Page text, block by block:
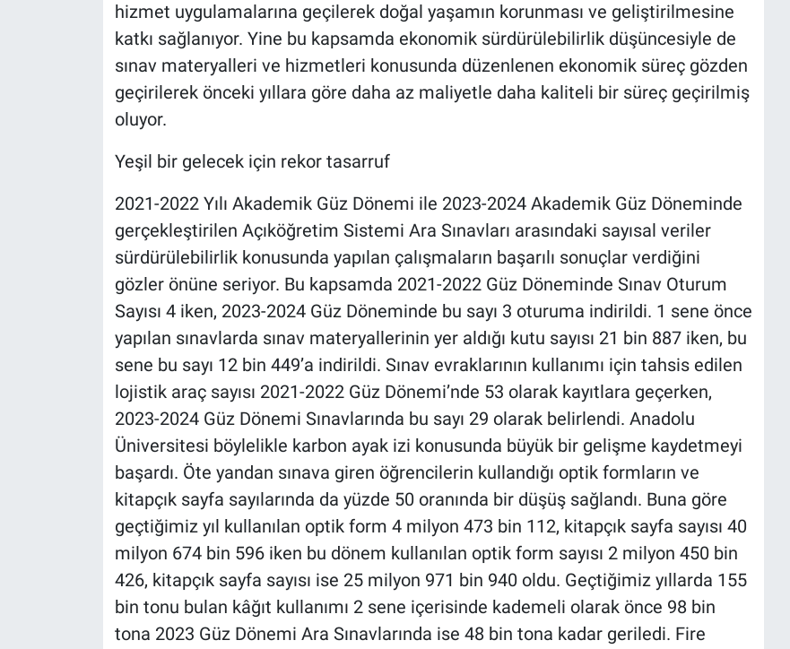
hizmet uygulamalarına geçilerek doğal yaşamın korunması ve geliştirilmesine
katkı sağlanıyor. Yine bu kapsamda ekonomik sürdürülebilirlik düşüncesiyle de
sınav materyalleri ve hizmetleri konusunda düzenlenen ekonomik süreç gözden
geçirilerek önceki yıllara göre daha az maliyetle daha kaliteli bir süreç geçirilmiş
oluyor.
Yeşil bir gelecek için rekor tasarruf
2021-2022 Yılı Akademik Güz Dönemi ile 2023-2024 Akademik Güz Döneminde
gerçekleştirilen Açıköğretim Sistemi Ara Sınavları arasındaki sayısal veriler
sürdürülebilirlik konusunda yapılan çalışmaların başarılı sonuçlar verdiğini
gözler önüne seriyor. Bu kapsamda 2021-2022 Güz Döneminde Sınav Oturum
Sayısı 4 iken, 2023-2024 Güz Döneminde bu sayı 3 oturuma indirildi. 1 sene önce
yapılan sınavlarda sınav materyallerinin yer aldığı kutu sayısı 21 bin 887 iken, bu
sene bu sayı 12 bin 449’a indirildi. Sınav evraklarının kullanımı için tahsis edilen
lojistik araç sayısı 2021-2022 Güz Dönemi’nde 53 olarak kayıtlara geçerken,
2023-2024 Güz Dönemi Sınavlarında bu sayı 29 olarak belirlendi. Anadolu
Üniversitesi böylelikle karbon ayak izi konusunda büyük bir gelişme kaydetmeyi
başardı. Öte yandan sınava giren öğrencilerin kullandığı optik formların ve
kitapçık sayfa sayılarında da yüzde 50 oranında bir düşüş sağlandı. Buna göre
geçtiğimiz yıl kullanılan optik form 4 milyon 473 bin 112, kitapçık sayfa sayısı 40
milyon 674 bin 596 iken bu dönem kullanılan optik form sayısı 2 milyon 450 bin
426, kitapçık sayfa sayısı ise 25 milyon 971 bin 940 oldu. Geçtiğimiz yıllarda 155
bin tonu bulan kâğıt kullanımı 2 sene içerisinde kademeli olarak önce 98 bin
tona 2023 Güz Dönemi Ara Sınavlarında ise 48 bin tona kadar geriledi. Fire